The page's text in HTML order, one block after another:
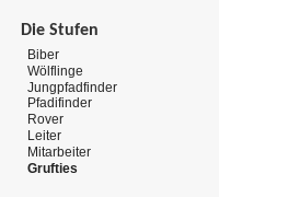
Die Stufen
Biber
Wölflinge
Jungpfadfinder
Pfadifinder
Rover
Leiter
Mitarbeiter
Grufties